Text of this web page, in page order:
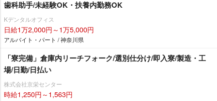
歯科助手/未経験OK・扶養内勤務OK
Kデンタルオフィス
日給1万2,000円～1万5,000円
アルバイト・パート / 神奈川県
「寮完備」倉庫内リーチフォーク/選別仕分け/即入寮/製造・工
場/日勤/日払い
株式会社京栄センター
時給1,250円～1,563円